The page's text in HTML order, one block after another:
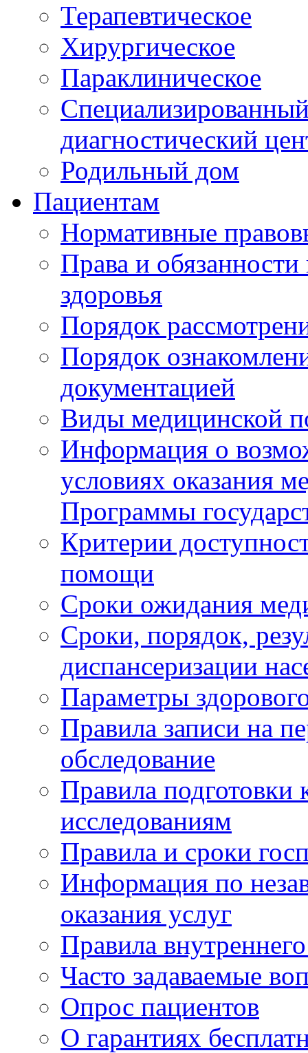
Терапевтическое
Хирургическое
Параклиническое
диагностический
Родильный дом
Пациентам
Нормативные
Права и
здоровья
Порядок
Порядок
документацией
Виды медицинской
Информация о
условиях оказания
Программы
Критерии
помощи
Сроки ожидания
Сроки, порядок,
диспансеризации
Параметры
Правила записи на
обследование
Правила подготовки
исследованиям
Правила и сроки
Информация по
оказания услуг
Правила
Часто задаваемые
Опрос пациентов
О гарантиях